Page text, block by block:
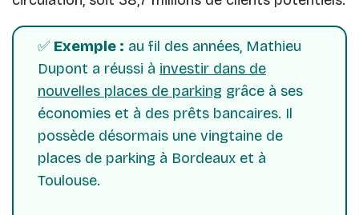
✅ Exemple : au fil des années, Mathieu
Dupont a réussi à investir dans de
nouvelles places de parking grâce à ses
économies et à des prêts bancaires. Il
possède désormais une vingtaine de
places de parking à Bordeaux et à
Toulouse.